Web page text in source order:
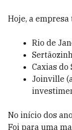
Hoje, a
Rio de
Caxias do
Joinville
No início dos
Foi para uma